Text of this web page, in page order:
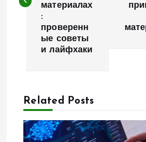
и
и
я
материалах
:
проверенн
ые советы
и лайфхаки
Related Posts